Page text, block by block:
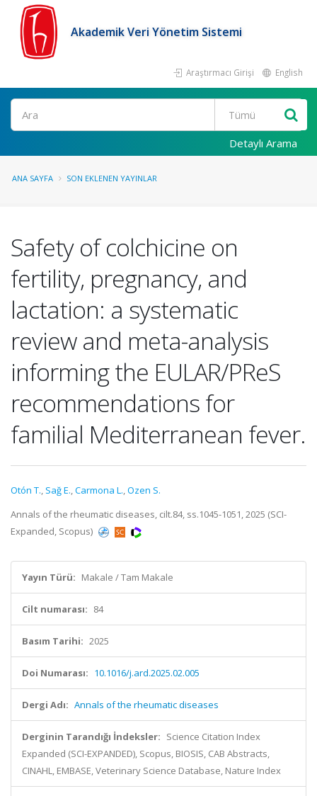
Akademik Veri Yönetim Sistemi
Araştırmacı Girişi English
Ara
Detaylı Arama
ANA SAYFA SON EKLENEN YAYINLAR
Safety of colchicine on
fertility, pregnancy, and
lactation: a systematic
review and meta-analysis
informing the EULAR/PReS
recommendations for
familial Mediterranean fever.
Otón T., Sağ E.,Carmona L.,Ozen S.
Annals of the rheumatic diseases, cilt.84, ss.1045-1051, 2025 (SCI-
Expanded, Scopus)
Yayın Türü: Makale / Tam Makale
Cilt numarası: 84
Basım Tarihi: 2025
Doi Numarası: 10.1016/j.ard.2025.02.005
Dergi Adı: Annals of the rheumatic diseases
Derginin Tarandığı İndeksler: Science Citation Index
Expanded (SCI-EXPANDED), Scopus, BIOSIS, CAB Abstracts,
CINAHL, EMBASE, Veterinary Science Database, Nature Index